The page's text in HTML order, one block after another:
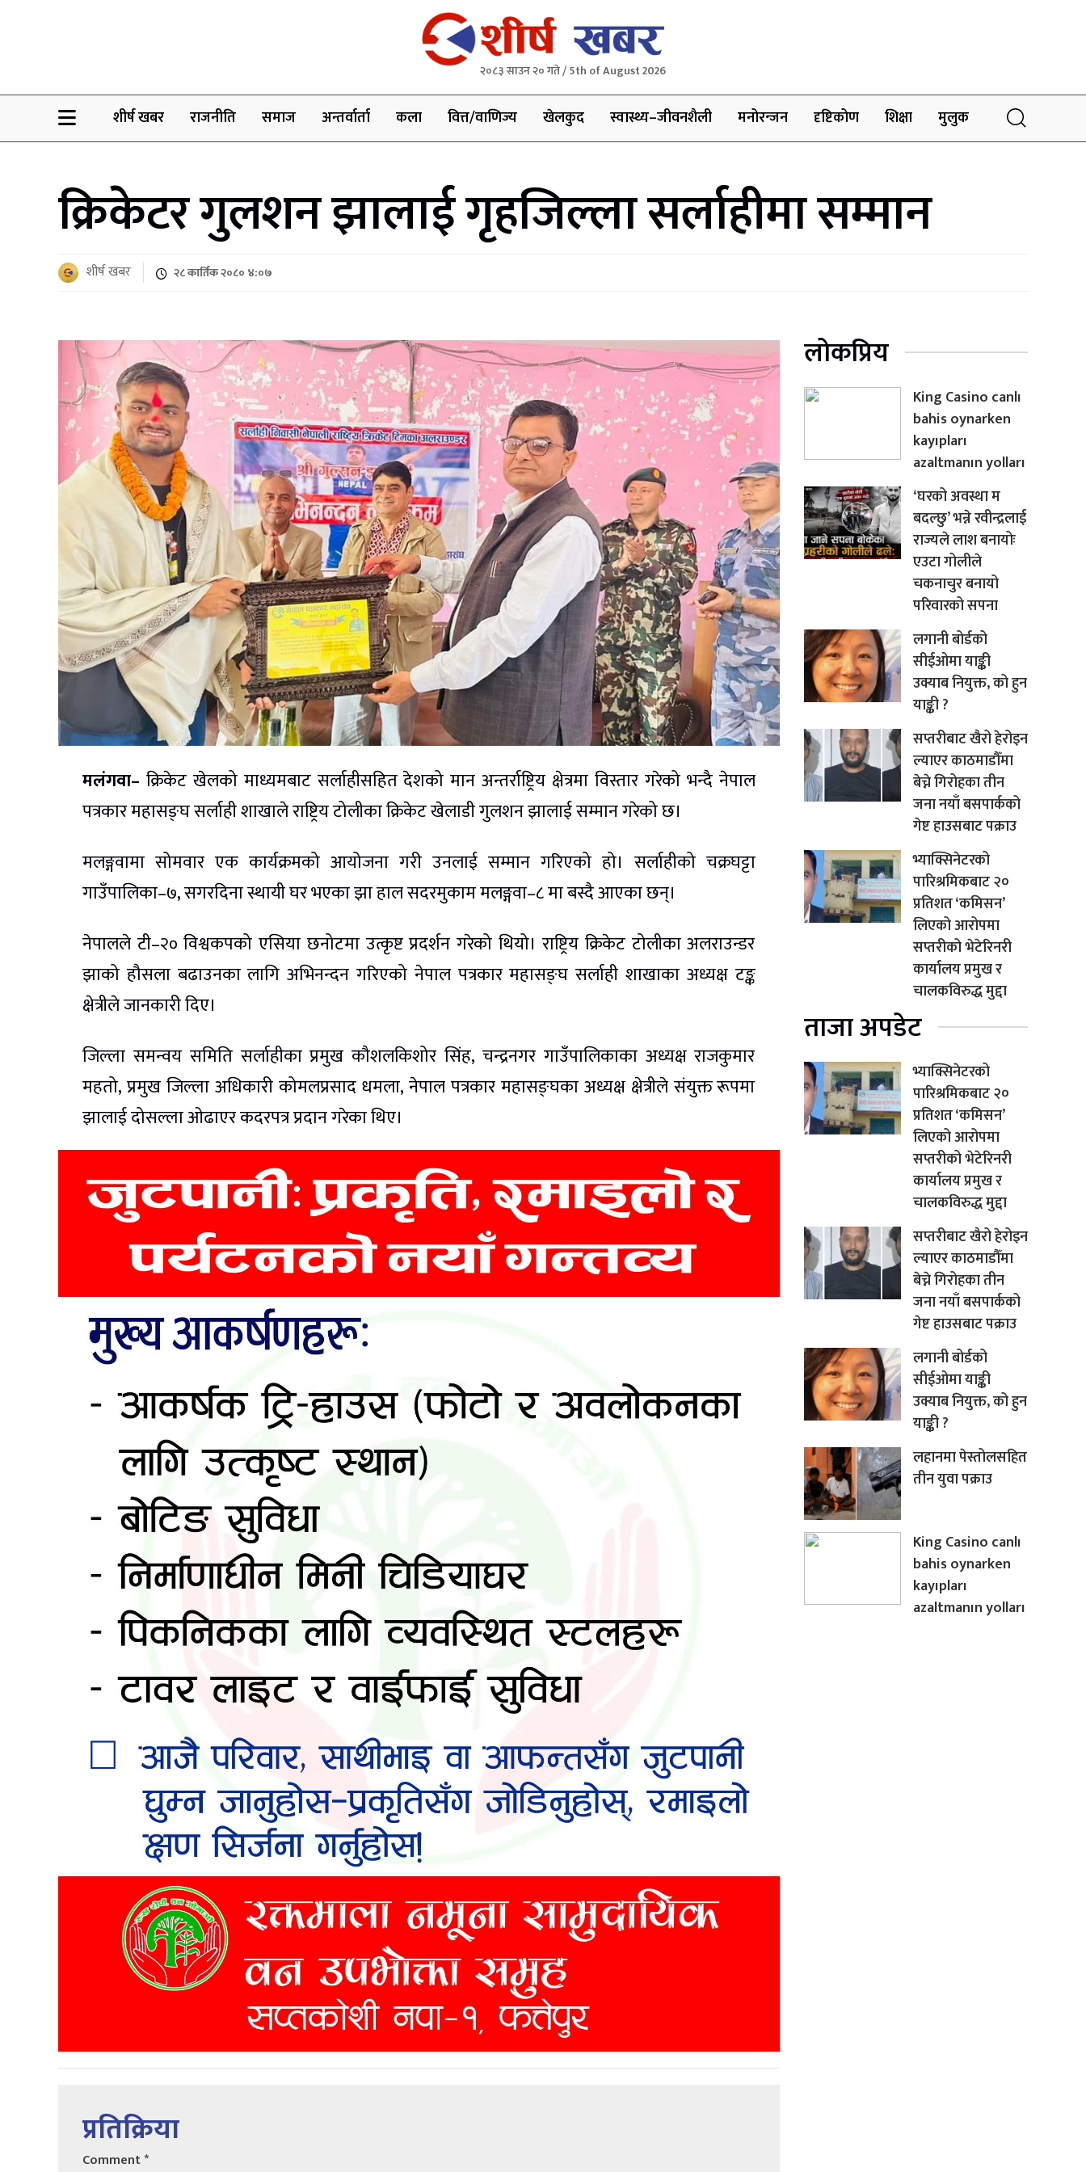
२०८३ साउन २० गते / 5th of August 2026
शीर्ष खबर राजनीति समाज अन्तर्वार्ता कला वित्त/वाणिज्य खेलकुद स्वास्थ्य–जीवनशैली मनोरन्जन दृष्टिकोण शिक्षा मुलुक
क्रिकेटर गुलशन झालाई गृहजिल्ला सर्लाहीमा सम्मान
शीर्ष खबर २८ कार्तिक २०८० ४:०७
मलंगवा– क्रिकेट खेलको माध्यमबाट सर्लाहीसहित देशको मान अन्तर्राष्ट्रिय क्षेत्रमा विस्तार गरेको भन्दै नेपाल
पत्रकार महासङ्घ सर्लाही शाखाले राष्ट्रिय टोलीका क्रिकेट खेलाडी गुलशन झालाई सम्मान गरेको छ।
मलङ्गवामा सोमवार एक कार्यक्रमको आयोजना गरी उनलाई सम्मान गरिएको हो। सर्लाहीको चक्रघट्टा
गाउँपालिका–७, सगरदिना स्थायी घर भएका झा हाल सदरमुकाम मलङ्गवा–८ मा बस्दै आएका छन्।
नेपालले टी–२० विश्वकपको एसिया छनोटमा उत्कृष्ट प्रदर्शन गरेको थियो। राष्ट्रिय क्रिकेट टोलीका अलराउन्डर
झाको हौसला बढाउनका लागि अभिनन्दन गरिएको नेपाल पत्रकार महासङ्घ सर्लाही शाखाका अध्यक्ष टङ्क
क्षेत्रीले जानकारी दिए।
जिल्ला समन्वय समिति सर्लाहीका प्रमुख कौशलकिशोर सिंह, चन्द्रनगर गाउँपालिकाका अध्यक्ष राजकुमार
महतो, प्रमुख जिल्ला अधिकारी कोमलप्रसाद धमला, नेपाल पत्रकार महासङ्घका अध्यक्ष क्षेत्रीले संयुक्त रूपमा
झालाई दोसल्ला ओढाएर कदरपत्र प्रदान गरेका थिए।
प्रतिक्रिया
Comment*
लोकप्रिय
King Casino canlı
bahis oynarken
kayıpları
azaltmanın yolları
‘घरको अवस्था म
बदल्छु’ भन्ने रवीन्द्रलाई
राज्यले लाश बनायोः
एउटा गोलीले
चकनाचुर बनायो
परिवारको सपना
लगानी बोर्डको
सीईओमा याङ्की
उक्याब नियुक्त, को हुन
याङ्की ?
सप्तरीबाट खैरो हेरोइन
ल्याएर काठमाडौँमा
बेच्ने गिरोहका तीन
जना नयाँ बसपार्कको
गेष्ट हाउसबाट पक्राउ
भ्याक्सिनेटरको
पारिश्रमिकबाट २०
प्रतिशत ‘कमिसन’
लिएको आरोपमा
सप्तरीको भेटेरिनरी
कार्यालय प्रमुख र
चालकविरुद्ध मुद्दा
ताजा अपडेट
भ्याक्सिनेटरको
पारिश्रमिकबाट २०
प्रतिशत ‘कमिसन’
लिएको आरोपमा
सप्तरीको भेटेरिनरी
कार्यालय प्रमुख र
चालकविरुद्ध मुद्दा
सप्तरीबाट खैरो हेरोइन
ल्याएर काठमाडौँमा
बेच्ने गिरोहका तीन
जना नयाँ बसपार्कको
गेष्ट हाउसबाट पक्राउ
लगानी बोर्डको
सीईओमा याङ्की
उक्याब नियुक्त, को हुन
याङ्की ?
लहानमा पेस्तोलसहित
तीन युवा पक्राउ
King Casino canlı
bahis oynarken
kayıpları
azaltmanın yolları